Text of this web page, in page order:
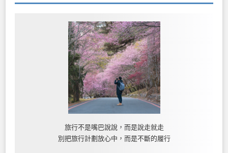
旅行不是嘴巴說說，而是說走就走
別把旅行計劃放心中，而是不斷的履行